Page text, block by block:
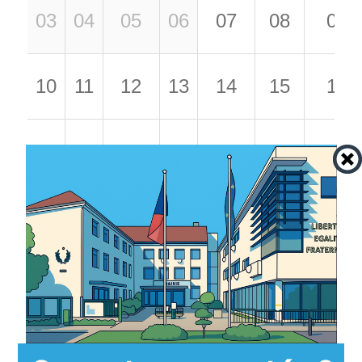
03 04 05 06 07 08 09
10 11 12 13 14 15 16
17 18 19 20 21 22 23
24 25 27 28 29 30
31 01 02 03 04 05 06